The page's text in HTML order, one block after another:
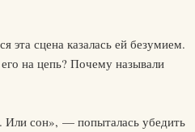
эта сцена казалась ей безумием.
на цепь? Почему называли
Или сон», — попыталась убедить